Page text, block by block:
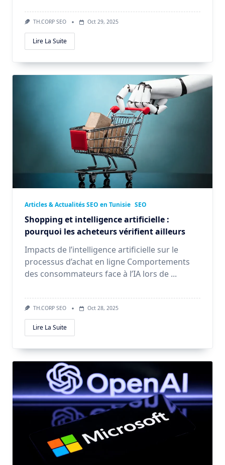
TH.CORP SEO Oct 29, 2025
Lire La Suite
Articles & Actualités SEO en Tunisie SEO
Shopping et intelligence artificielle :
pourquoi les acheteurs vérifient ailleurs
Impacts de l’intelligence artificielle sur le
processus d’achat en ligne Comportements
des consommateurs face à l’IA lors de ...
TH.CORP SEO Oct 28, 2025
Lire La Suite